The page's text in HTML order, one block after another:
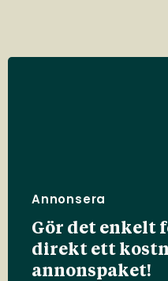
Annonsera
Gör det enkelt
direkt ett
annonspaket!